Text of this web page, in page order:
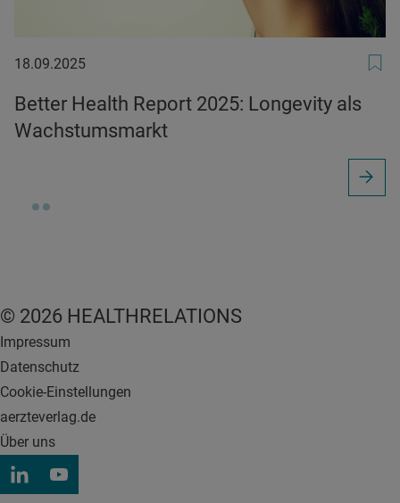
18.09.2025
18.09.2025
Better Health Report 2025: Longevity als
Wachstumsmarkt
© 2026 HEALTHRELATIONS
Impressum
Datenschutz
Cookie-Einstellungen
aerzteverlag.de
Über uns